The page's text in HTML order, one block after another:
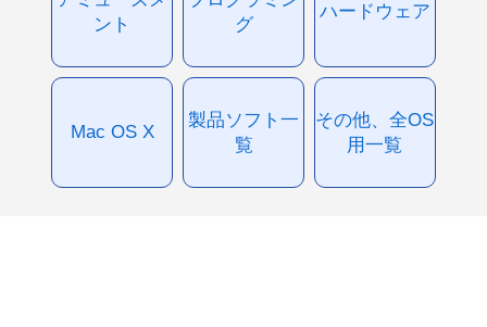
ント
グ
ハードウェア
Mac OS X
製品ソフト一
覧
その他、全OS
用一覧